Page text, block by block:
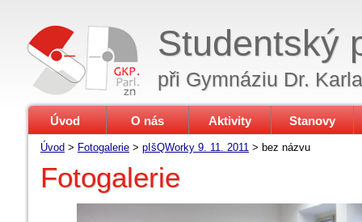
Studentský
při Gymnáziu Dr.
Úvod O nás Aktivity Stanovy
Úvod > Fotogalerie > pIšQWorky 9. 11. 2011 > bez názvu
Fotogalerie